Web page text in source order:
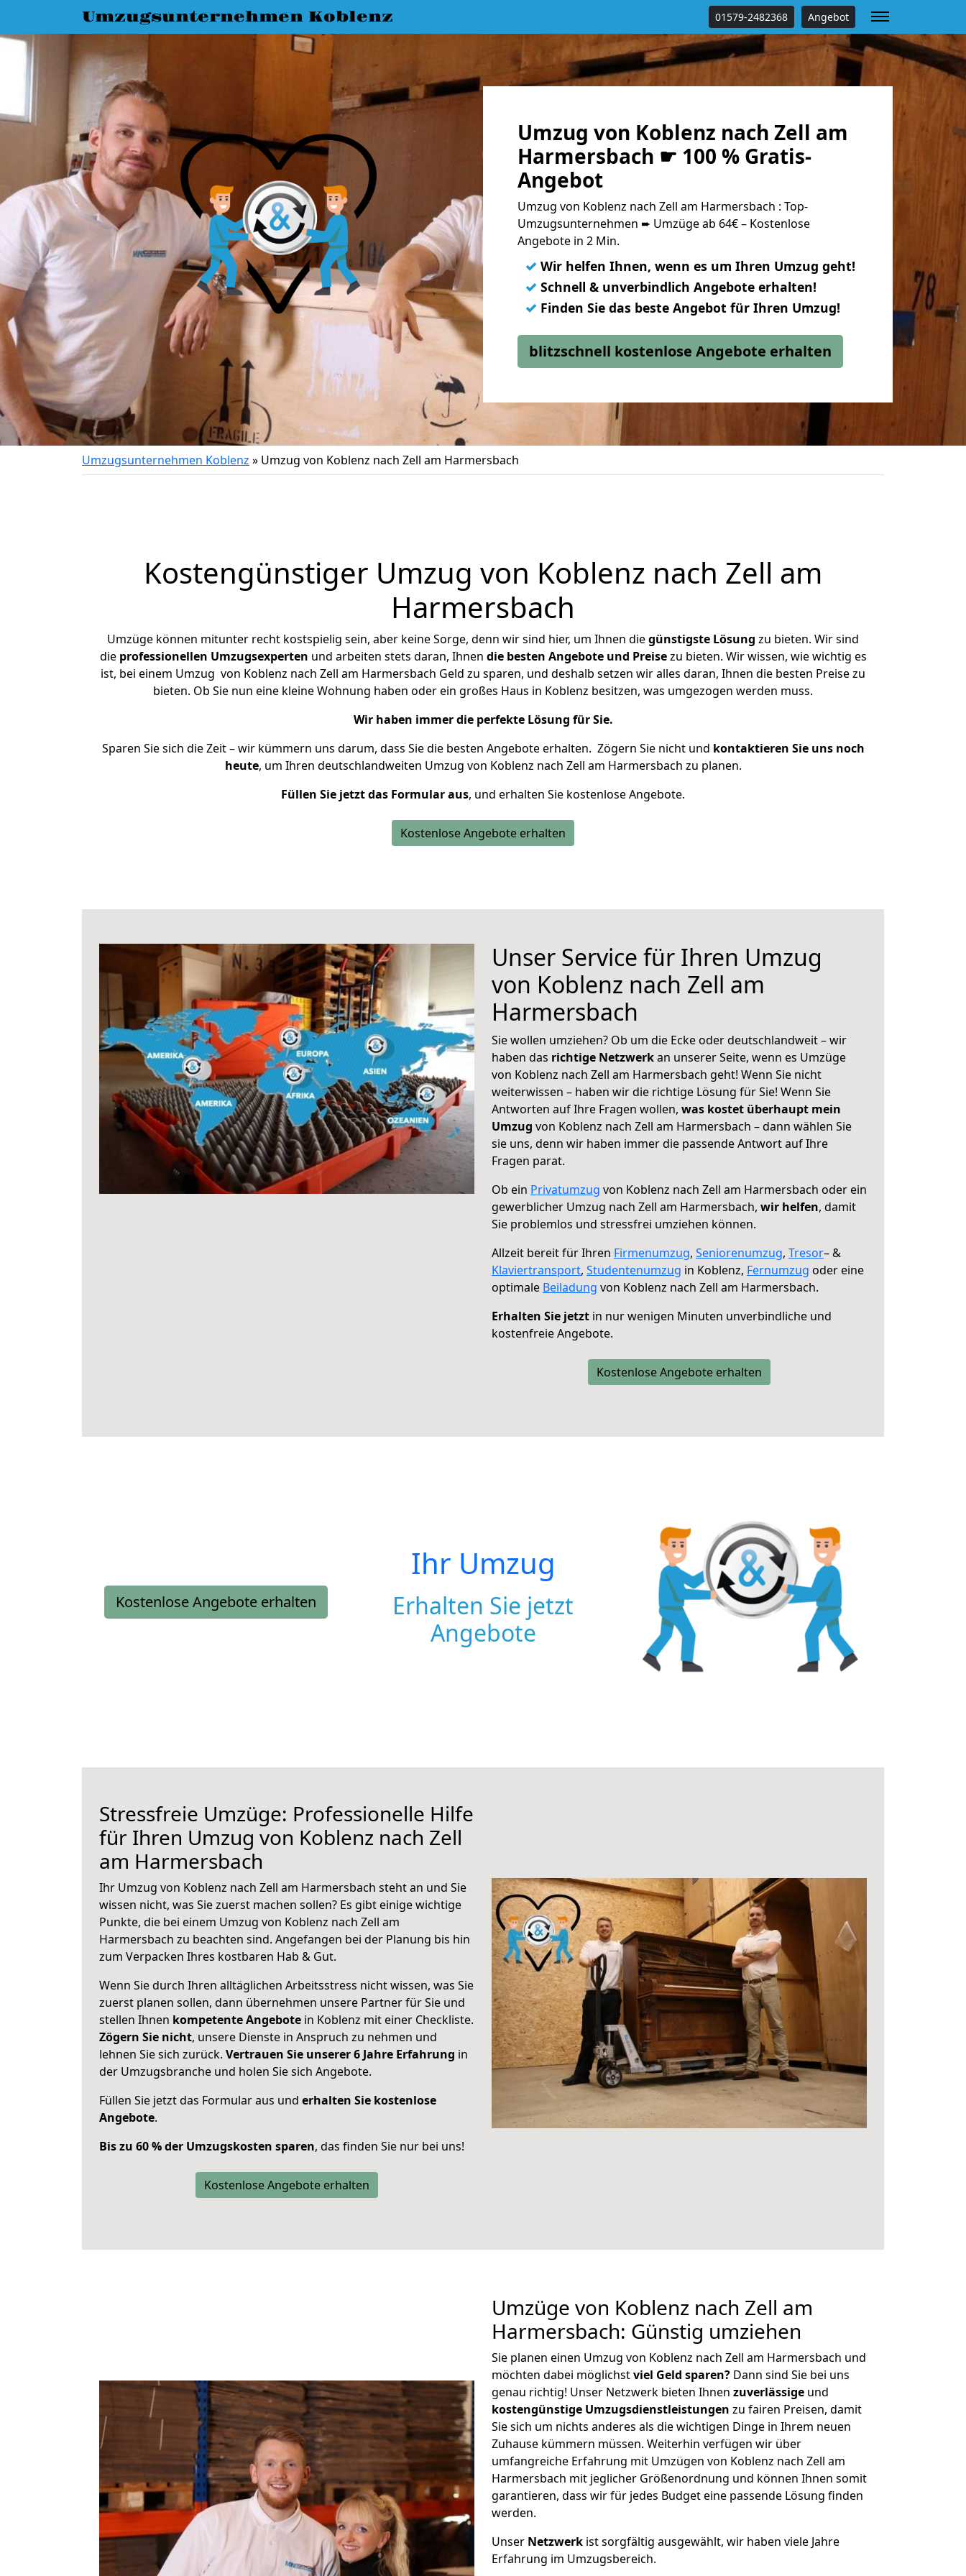
Umzugsunternehmen Koblenz 01579-2482368 Angebot
Umzug von Koblenz nach Zell am
Harmersbach ☛ 100 % Gratis-
Angebot
Umzug von Koblenz nach Zell am Harmersbach : Top-
Umzugsunternehmen ➨ Umzüge ab 64€ – Kostenlose
Angebote in 2 Min.
✓ Wir helfen Ihnen, wenn es um Ihren Umzug geht!
✓ Schnell & unverbindlich Angebote erhalten!
✓ Finden Sie das beste Angebot für Ihren Umzug!
blitzschnell kostenlose Angebote erhalten
Umzugsunternehmen Koblenz » Umzug von Koblenz nach Zell am Harmersbach
Kostengünstiger Umzug von Koblenz nach Zell am
Harmersbach
Umzüge können mitunter recht kostspielig sein, aber keine Sorge, denn wir sind hier, um Ihnen diegünstigste Lösung zu bieten. Wir sind
die professionellen Umzugsexperten und arbeiten stets daran, Ihnen die besten Angebote und Preisezu bieten. Wir wissen, wie wichtig es
ist, bei einem Umzug von Koblenz nach Zell am Harmersbach Geld zu sparen, und deshalb setzen wir alles daran, Ihnen die besten Preise zu
bieten. Ob Sie nun eine kleine Wohnung haben oder ein großes Haus in Koblenz besitzen, was umgezogen werden muss.
Wir haben immer die perfekte Lösung für Sie.
Sparen Sie sich die Zeit – wir kümmern uns darum, dass Sie die besten Angebote erhalten. Zögern Sie nicht und kontaktieren Sie uns noch
heute, um Ihren deutschlandweiten Umzug von Koblenz nach Zell am Harmersbach zu planen.
Füllen Sie jetzt das Formular aus, und erhalten Sie kostenlose Angebote.
Kostenlose Angebote erhalten
Unser Service für Ihren Umzug
von Koblenz nach Zell am
Harmersbach
Sie wollen umziehen? Ob um die Ecke oder deutschlandweit – wir
haben das richtige Netzwerkan unserer Seite, wenn es Umzüge
von Koblenz nach Zell am Harmersbach geht! Wenn Sie nicht
weiterwissen – haben wir die richtige Lösung für Sie! Wenn Sie
Antworten auf Ihre Fragen wollen, was kostet überhaupt mein
Umzug von Koblenz nach Zell am Harmersbach – dann wählen Sie
sie uns, denn wir haben immer die passende Antwort auf Ihre
Fragen parat.
Ob ein Privatumzug von Koblenz nach Zell am Harmersbach oder ein
gewerblicher Umzug nach Zell am Harmersbach, wir helfen, damit
Sie problemlos und stressfrei umziehen können.
Allzeit bereit für Ihren Firmenumzug, Seniorenumzug, Tresor– &
Klaviertransport, Studentenumzug in Koblenz, Fernumzug oder eine
optimale Beiladung von Koblenz nach Zell am Harmersbach.
Erhalten Sie jetzt in nur wenigen Minuten unverbindliche und
kostenfreie Angebote.
Kostenlose Angebote erhalten
Kostenlose Angebote erhalten
Ihr Umzug
Erhalten Sie jetzt
Angebote
Stressfreie Umzüge: Professionelle Hilfe
für Ihren Umzug von Koblenz nach Zell
am Harmersbach
Ihr Umzug von Koblenz nach Zell am Harmersbach steht an und Sie
wissen nicht, was Sie zuerst machen sollen? Es gibt einige wichtige
Punkte, die bei einem Umzug von Koblenz nach Zell am
Harmersbach zu beachten sind. Angefangen bei der Planung bis hin
zum Verpacken Ihres kostbaren Hab & Gut.
Wenn Sie durch Ihren alltäglichen Arbeitsstress nicht wissen, was Sie
zuerst planen sollen, dann übernehmen unsere Partner für Sie und
stellen Ihnen kompetente Angebote in Koblenz mit einer Checkliste.
Zögern Sie nicht, unsere Dienste in Anspruch zu nehmen und
lehnen Sie sich zurück. Vertrauen Sie unserer 6 Jahre Erfahrung in
der Umzugsbranche und holen Sie sich Angebote.
Füllen Sie jetzt das Formular aus und erhalten Sie kostenlose
Angebote.
Bis zu 60 % der Umzugskosten sparen, das finden Sie nur bei uns!
Kostenlose Angebote erhalten
Umzüge von Koblenz nach Zell am
Harmersbach: Günstig umziehen
Sie planen einen Umzug von Koblenz nach Zell am Harmersbach und
möchten dabei möglichstviel Geld sparen? Dann sind Sie bei uns
genau richtig! Unser Netzwerk bieten Ihnen zuverlässige und
kostengünstige Umzugsdienstleistungen zu fairen Preisen, damit
Sie sich um nichts anderes als die wichtigen Dinge in Ihrem neuen
Zuhause kümmern müssen. Weiterhin verfügen wir über
umfangreiche Erfahrung mit Umzügen von Koblenz nach Zell am
Harmersbach mit jeglicher Größenordnung und können Ihnen somit
garantieren, dass wir für jedes Budget eine passende Lösung finden
werden.
Unser Netzwerk ist sorgfältig ausgewählt, wir haben viele Jahre
Erfahrung im Umzugsbereich.